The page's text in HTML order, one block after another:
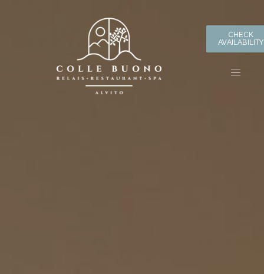
CHECK
AVAILABILITY